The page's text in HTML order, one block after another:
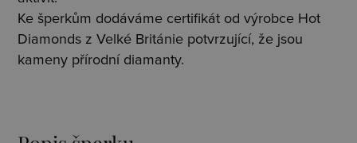
Ke šperkům dodáváme certifikát od výrobce Hot
Diamonds z Velké Británie potvrzující, že jsou
kameny přírodní diamanty.